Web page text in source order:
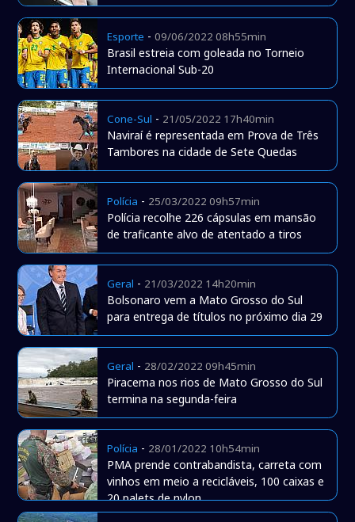
Esporte -09/06/2022 08h55min
Brasil estreia com goleada no Torneio
Internacional Sub-20
Cone-Sul - 21/05/2022 17h40min
Naviraí é representada em Prova de Três
Tambores na cidade de Sete Quedas
Polícia - 25/03/2022 09h57min
Polícia recolhe 226 cápsulas em mansão
de traficante alvo de atentado a tiros
Geral - 21/03/2022 14h20min
Bolsonaro vem a Mato Grosso do Sul
para entrega de títulos no próximo dia 29
Geral - 28/02/2022 09h45min
Piracema nos rios de Mato Grosso do Sul
termina na segunda-feira
Polícia - 28/01/2022 10h54min
PMA prende contrabandista, carreta com
vinhos em meio a recicláveis, 100 caixas e
20 palets de nylon